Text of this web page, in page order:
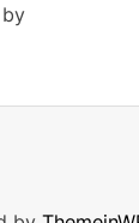
by